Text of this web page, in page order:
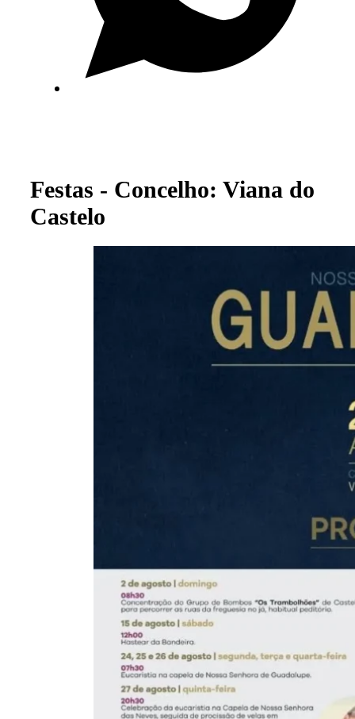
Festas - Concelho: Viana do
Castelo